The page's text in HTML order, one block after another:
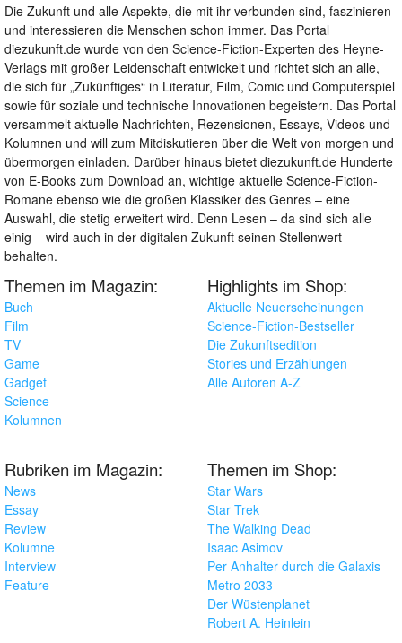
Die Zukunft und alle Aspekte, die mit ihr verbunden sind, faszinieren
und interessieren die Menschen schon immer. Das Portal
diezukunft.de wurde von den Science-Fiction-Experten des Heyne-
Verlags mit großer Leidenschaft entwickelt und richtet sich an alle,
die sich für „Zukünftiges“ in Literatur, Film, Comic und Computerspiel
sowie für soziale und technische Innovationen begeistern. Das Portal
versammelt aktuelle Nachrichten, Rezensionen, Essays, Videos und
Kolumnen und will zum Mitdiskutieren über die Welt von morgen und
übermorgen einladen. Darüber hinaus bietet diezukunft.de Hunderte
von E-Books zum Download an, wichtige aktuelle Science-Fiction-
Romane ebenso wie die großen Klassiker des Genres – eine
Auswahl, die stetig erweitert wird. Denn Lesen – da sind sich alle
einig – wird auch in der digitalen Zukunft seinen Stellenwert
behalten.
Themen im Magazin:
Buch
Film
TV
Game
Gadget
Science
Kolumnen
Highlights im Shop:
Aktuelle Neuerscheinungen
Science-Fiction-Bestseller
Die Zukunftsedition
Stories und Erzählungen
Alle Autoren A-Z
Rubriken im Magazin:
News
Essay
Review
Kolumne
Interview
Feature
Themen im Shop:
Star Wars
Star Trek
The Walking Dead
Isaac Asimov
Per Anhalter durch die Galaxis
Metro 2033
Der Wüstenplanet
Robert A. Heinlein